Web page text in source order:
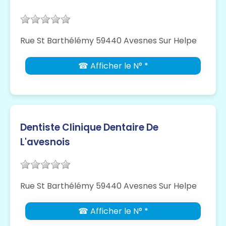
Rue St Barthélémy 59440 Avesnes Sur Helpe
☎ Afficher le N° *
Dentiste Clinique Dentaire De
L'avesnois
Rue St Barthélémy 59440 Avesnes Sur Helpe
☎ Afficher le N° *